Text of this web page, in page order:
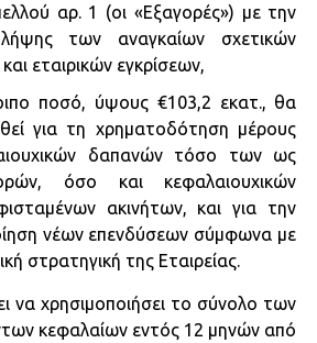
αρ. 1 (οι «Εξαγορές») με την
των αναγκαίων σχετικών
εταιρικών εγκρίσεων,
ποσό, ύψους €103,2 εκατ., θα
για τη χρηματοδότηση μέρους
δαπανών τόσο των ως
όσο και κεφαλαιουχικών
ακινήτων, και για την
νέων επενδύσεων σύμφωνα με
στρατηγική της Εταιρείας.
να χρησιμοποιήσει το σύνολο των
κεφαλαίων εντός 12 μηνών από